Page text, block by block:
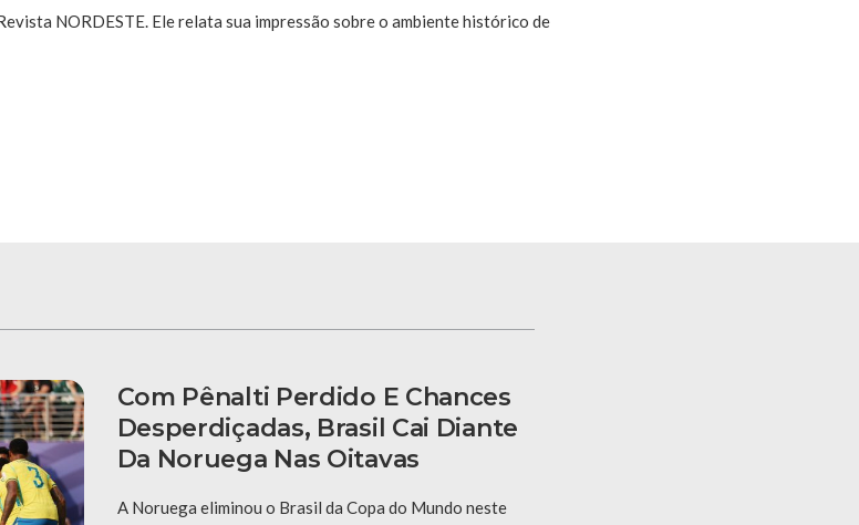
NORDESTE. Ele relata sua impressão sobre o ambiente histórico de
Com Pênalti Perdido E Chances
Desperdiçadas, Brasil Cai Diante
Da Noruega Nas Oitavas
A Noruega eliminou o Brasil da Copa do Mundo neste